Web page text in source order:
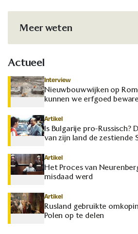
Meer weten
Actueel
Interview
Nieuwbouwwijken op
kunnen we erfgoed
Artikel
Is Bulgarije pro-Russisch?
van zijn land de
Artikel
Het Proces van
misdaad werd
Artikel
Rusland gebruikte
Polen op te delen